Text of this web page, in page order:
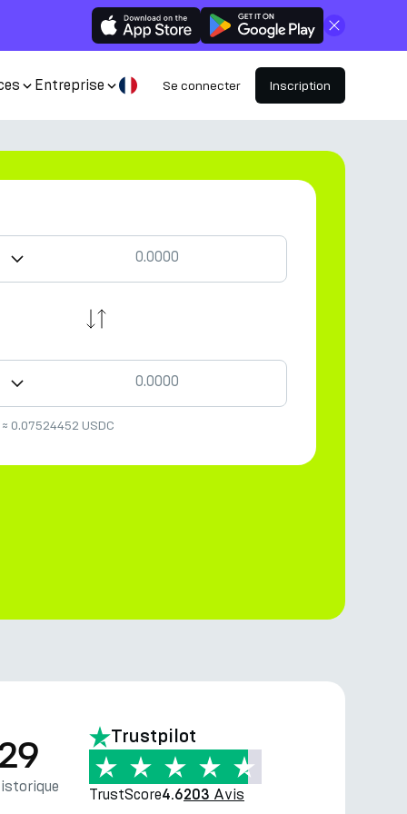
Fermer
Entreprise Se connecter Inscription
≈ 0.07524452 USDC
Trustpilot
TrustScore4.6203 Avis